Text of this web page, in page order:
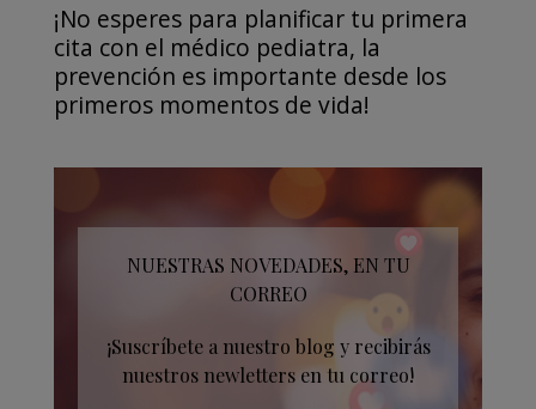
¡No esperes para planificar tu primera
cita con el médico pediatra, la
prevención es importante desde los
primeros momentos de vida!
NUESTRAS NOVEDADES, EN TU
CORREO
¡Suscríbete a nuestro blog y recibirás
nuestros newletters en tu correo!